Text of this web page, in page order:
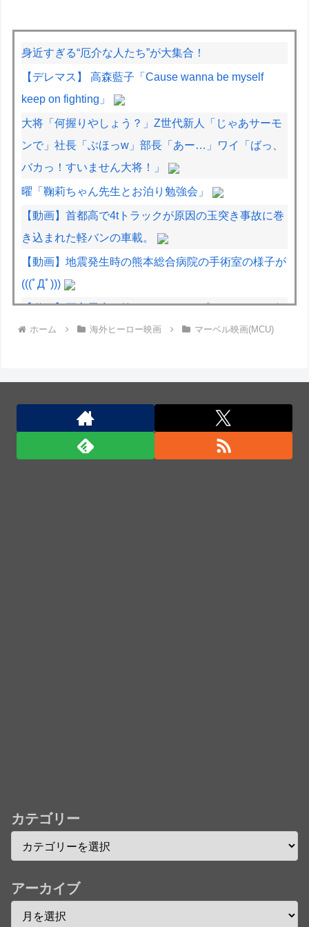
身近すぎる“厄介な人たち”が大集合！
【デレマス】 高森藍子「Cause wanna be myself
keep on fighting」
大将「何握りやしょう？」Z世代新人「じゃあサーモ
ンで」社長「ぶほっw」部長「あー…」ワイ「ばっ、
バカっ！すいません大将！」
曜「鞠莉ちゃん先生とお泊り勉強会」
【動画】首都高で4tトラックが原因の玉突き事故に巻
き込まれた軽バンの車載。
【動画】地震発生時の熊本総合病院の手術室の様子が
(((ﾟДﾟ)))
【動画】両方馬鹿（笑）ミニストップでトラックと衝
突したドラレコが（ノ∇`）
領が主張…在庫枯渇の報道受け！
メキシコ最大級の麻薬カルテルのリーダーの情報提供
ジかな
Powered by livedoor 相互RSS
ホーム 海外ヒーロー映画 マーベル映画(MCU)
カテゴリー
アーカイブ